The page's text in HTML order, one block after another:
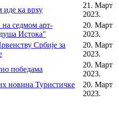
иде ка врху
21. Март
2023.
седмом арт-
Истока''
20. Март
2023.
Србије за
20. Март
2023.
победама
20. Март
2023.
новина Туристичке
20. Март
2023.